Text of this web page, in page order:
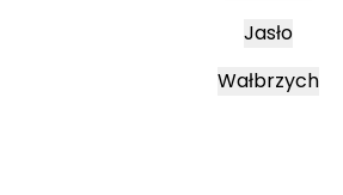
Jasło
Wałbrzych